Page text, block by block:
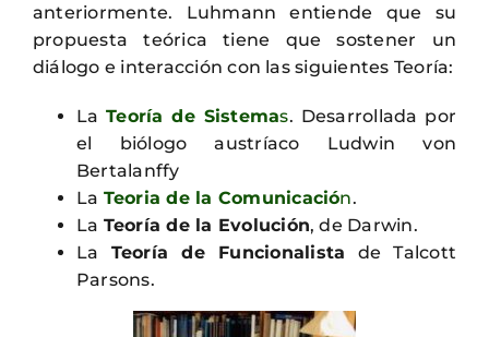
anteriormente. Luhmann entiende que su
propuesta teórica tiene que sostener un
diálogo e interacción con las siguientes Teoría:
LaTeoría de Sistemas. Desarrollada por
el biólogo austríaco Ludwin von
Bertalanffy
La Teoria de la Comunicación.
La Teoría de la Evolución, de Darwin.
La Teoría de Funcionalista de Talcott
Parsons.